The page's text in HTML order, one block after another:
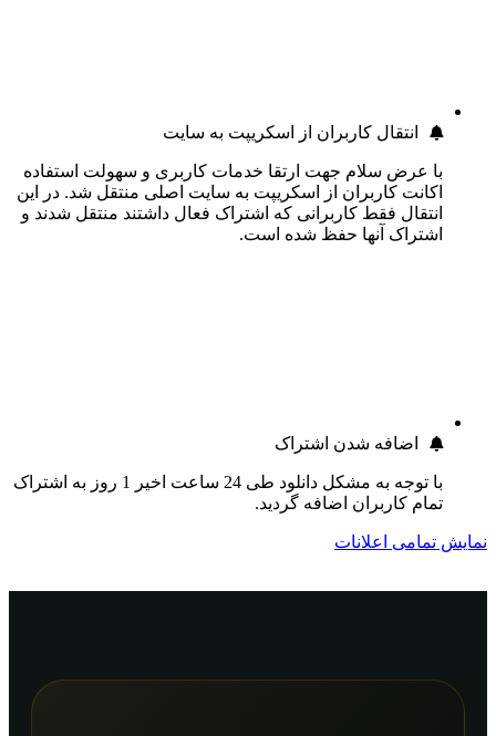
انتقال کاربران از اسکریپت به سایت
با عرض سلام جهت ارتقا خدمات کاربری و سهولت استفاده
اکانت کاربران از اسکریپت به سایت اصلی منتقل شد. در این
انتقال فقط کاربرانی که اشتراک فعال داشتند منتقل شدند و
اشتراک آنها حفظ شده است.
اضافه شدن اشتراک
با توجه به مشکل دانلود طی 24 ساعت اخیر 1 روز به اشتراک
تمام کاربران اضافه گردید.
نمایش تمامی اعلانات